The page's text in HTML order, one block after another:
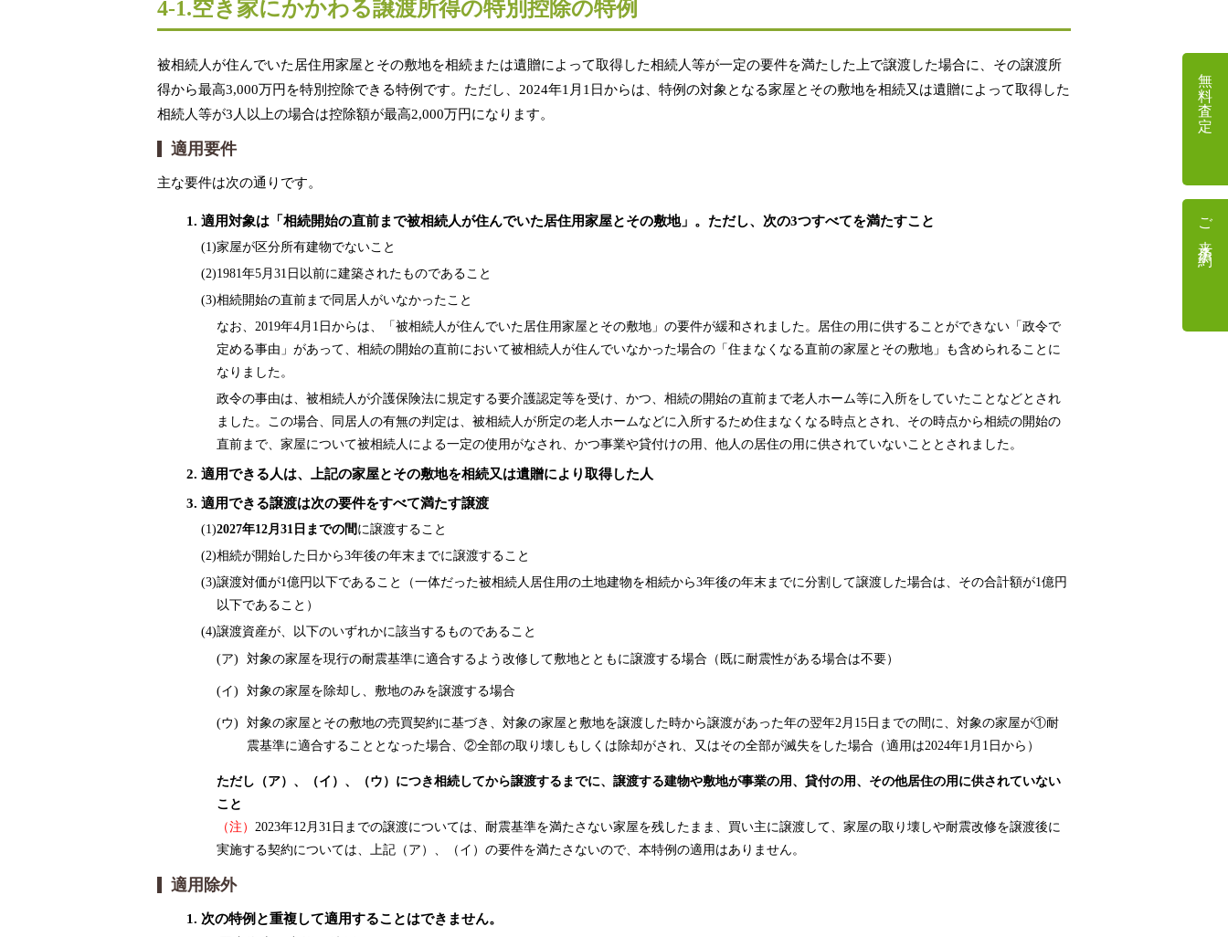
4-1.空き家にかかわる譲渡所得の特別控除の特例
被相続人が住んでいた居住用家屋とその敷地を相続または遺贈によって取得した相続人等が一定の要件を満たした上で譲渡した場合に、その譲渡所
得から最高3,000万円を特別控除できる特例です。ただし、2024年1月1日からは、特例の対象となる家屋とその敷地を相続又は遺贈によって取得した
相続人等が3人以上の場合は控除額が最高2,000万円になります。
適用要件
主な要件は次の通りです。
適用対象は「相続開始の直前まで被相続人が住んでいた居住用家屋とその敷地」。ただし、次の3つすべてを満たすこと
(1)家屋が区分所有建物でないこと
(2)1981年5月31日以前に建築されたものであること
(3)相続開始の直前まで同居人がいなかったこと
なお、2019年4月1日からは、「被相続人が住んでいた居住用家屋とその敷地」の要件が緩和されました。居住の用に供することができない「政令で
定める事由」があって、相続の開始の直前において被相続人が住んでいなかった場合の「住まなくなる直前の家屋とその敷地」も含められることに
なりました。
政令の事由は、被相続人が介護保険法に規定する要介護認定等を受け、かつ、相続の開始の直前まで老人ホーム等に入所をしていたことなどとされ
ました。この場合、同居人の有無の判定は、被相続人が所定の老人ホームなどに入所するため住まなくなる時点とされ、その時点から相続の開始の
直前まで、家屋について被相続人による一定の使用がなされ、かつ事業や貸付けの用、他人の居住の用に供されていないこととされました。
適用できる人は、上記の家屋とその敷地を相続又は遺贈により取得した人
適用できる譲渡は次の要件をすべて満たす譲渡
(1)2027年12月31日までの間 に譲渡すること
(2)相続が開始した日から3年後の年末までに譲渡すること
(3)譲渡対価が1億円以下であること（一体だった被相続人居住用の土地建物を相続から3年後の年末までに分割して譲渡した場合は、その合計額が1億円
以下であること）
(4)譲渡資産が、以下のいずれかに該当するものであること
(ア)
対象の家屋を現行の耐震基準に適合するよう改修して敷地とともに譲渡する場合（既に耐震性がある場合は不要）
(イ) 対象の家屋を除却し、敷地のみを譲渡する場合
(ウ)
対象の家屋とその敷地の売買契約に基づき、対象の家屋と敷地を譲渡した時から譲渡があった年の翌年2月15日までの間に、対象の家屋が①耐
震基準に適合することとなった場合、②全部の取り壊しもしくは除却がされ、又はその全部が滅失をした場合（適用は2024年1月1日から）
ただし（ア）、（イ）、（ウ）につき相続してから譲渡するまでに、譲渡する建物や敷地が事業の用、貸付の用、その他居住の用に供されていない
こと
（注） 2023年12月31日までの譲渡については、耐震基準を満たさない家屋を残したまま、買い主に譲渡して、家屋の取り壊しや耐震改修を譲渡後に
実施する契約については、上記（ア）、（イ）の要件を満たさないので、本特例の適用はありません。
適用除外
次の特例と重複して適用することはできません。
無料査定
ご来店予約